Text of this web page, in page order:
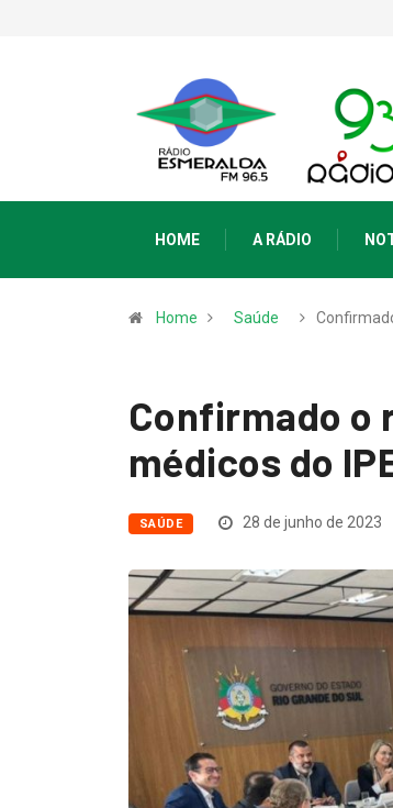
HOME A RÁDIO
Home Saúde
Confirmado o
médicos do
SAÚDE 28 de junho de 2023